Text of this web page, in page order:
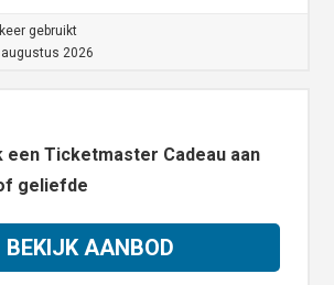
gebruikt
2026
een Ticketmaster Cadeau aan
geliefde
BEKIJK AANBOD